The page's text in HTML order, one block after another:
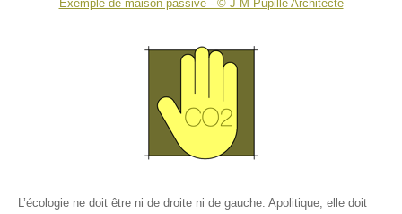
Exemple de maison passive - © J-M Pupille Architecte
L’écologie ne doit être ni de droite ni de gauche. Apolitique, elle doit